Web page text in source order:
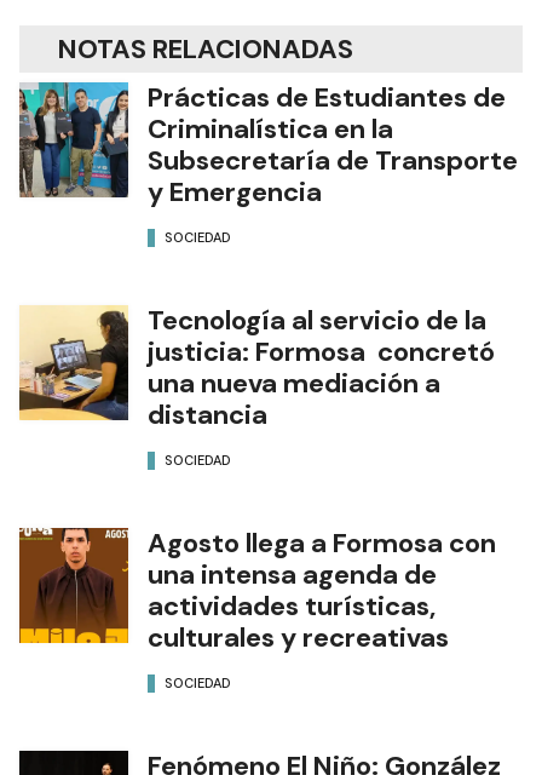
NOTAS RELACIONADAS
Prácticas de Estudiantes de
Criminalística en la
Subsecretaría de Transporte
y Emergencia
SOCIEDAD
Tecnología al servicio de la
justicia: Formosa concretó
una nueva mediación a
distancia
SOCIEDAD
Agosto llega a Formosa con
una intensa agenda de
actividades turísticas,
culturales y recreativas
SOCIEDAD
Fenómeno El Niño: González